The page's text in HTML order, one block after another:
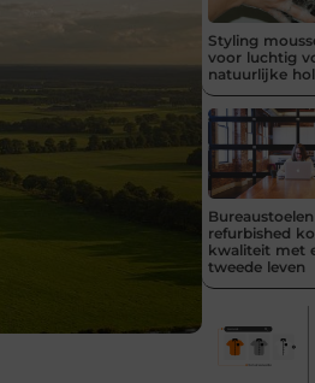
Styling
voor luchtig
natuurlijke
Bureaustoelen
refurbished
kwaliteit met
tweede leven